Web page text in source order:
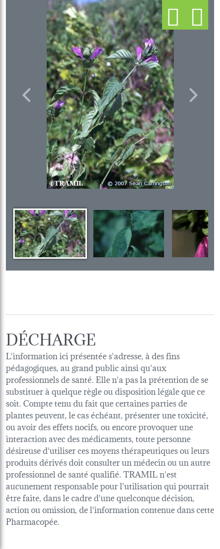
Previous Next
DÉCHARGE
L'information ici présentée s'adresse, à des fins
pédagogiques, au grand public ainsi qu'aux
professionnels de santé. Elle n'a pas la prétention de se
substituer à quelque règle ou disposition légale que ce
soit. Compte tenu du fait que certaines parties de
plantes peuvent, le cas échéant, présenter une toxicité,
ou avoir des effets nocifs, ou encore provoquer une
interaction avec des médicaments, toute personne
désireuse d'utiliser ces moyens thérapeutiques ou leurs
produits dérivés doit consulter un médecin ou un autre
professionnel de santé qualifié. TRAMIL n'est
aucunement responsable pour l'utilisation qui pourrait
être faite, dans le cadre d'une quelconque décision,
action ou omission, de l'information contenue dans cette
Pharmacopée.